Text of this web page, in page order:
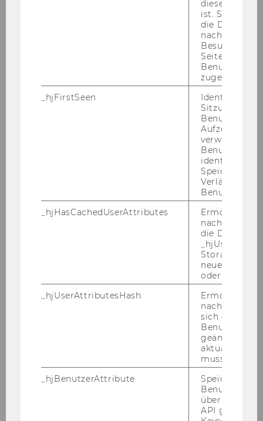
Not­wen­di­ge Kennt­nis­se und Qua­li­fi­ka­tio­nen:
Fort­ge­schrit­te­nes oder ab­ge­schlos­se­nes Ba­
che­lor­stu­di­um der Sozial-​ und Wirt­schafts­wis­
sen­schaf­ten bzw. gleich­zu­hal­ten­de Qua­li­fi­ka­ti­
Er­wünsch­te Kennt­nis­se und Qua­li­fi­ka­tio­nen:
Stu­di­en­schwer­punkt im Fach Per­so­nal­ma­
Idea­ler­wei­se Ba­che­lor­ar­beit im Be­reich Per­so­
Ggf. ein­schlä­gi­ge Er­fah­rung bzgl. der Mit­ar­beit
Be­herr­schung der eng­li­schen und deut­schen
Spra­che in Wort und Schrift
Fort­ge­schrit­te­ne Kennt­nis­se in Power Point,
Bitte be­wer­ben Sie sich auf un­se­rer Home­page
Ende der Be­wer­bungs­frist: 25. Juli 2012
Mitteilungsblatt vom 4. Juli 2012, 40. Stück
Ausschreibung von Stellen für allgemeines
diese Seite
ist. Stellt
die Daten von
Besuchen
Seite
Benutzer-ID
zugeordnet
_hjFirstSeen
Identifiziert
Sitzung eines
Benutzers.
verwendet,
identifizieren.
Verlängert
_hjHasCachedUserAttributes
Ermöglicht
die Daten in
Storage auf
neuesten
oder nicht.
_hjUserAttributesHash
Ermöglicht
sich ein
geändert hat
aktualisiert
muss.
_hjBenutzerAttribute
Speichert
über die
API gesendet